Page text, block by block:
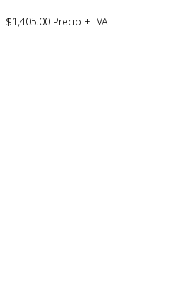
$1,405.00 Precio + IVA